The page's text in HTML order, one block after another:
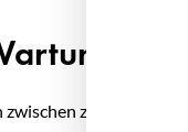
&
zwei